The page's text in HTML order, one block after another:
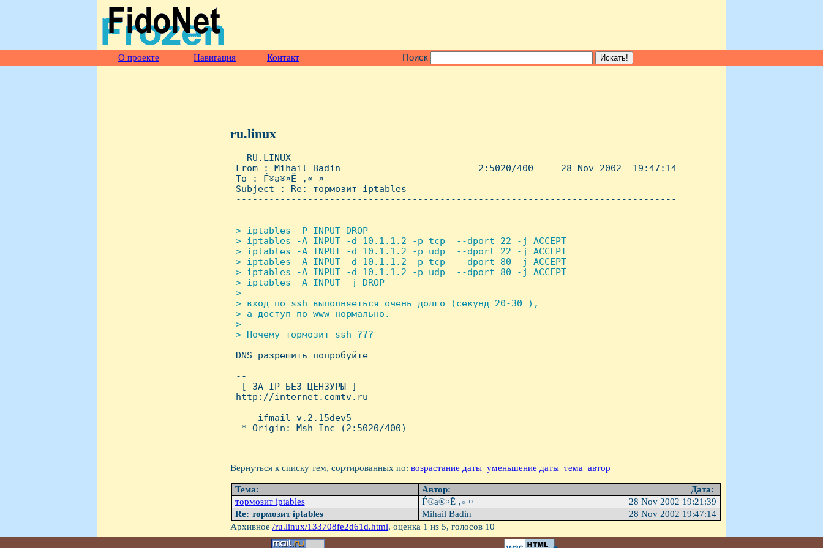
О проекте Навигация Контакт Поиск
ru.linux
- RU.LINUX ---------------------------------------------------------------------
From : Mihail Badin                         2:5020/400     28 Nov 2002  19:47:14
To : Ѓ®а®¤Ё­ ‚« ¤
Subject : Re: тормозит iptables
--------------------------------------------------------------------------------
> iptables -P INPUT DROP
> iptables -A INPUT -d 10.1.1.2 -p tcp  --dport 22 -j ACCEPT
> iptables -A INPUT -d 10.1.1.2 -p udp  --dport 22 -j ACCEPT
> iptables -A INPUT -d 10.1.1.2 -p tcp  --dport 80 -j ACCEPT
> iptables -A INPUT -d 10.1.1.2 -p udp  --dport 80 -j ACCEPT
> iptables -A INPUT -j DROP
>
> вход по ssh выполняеться очень долго (секунд 20-30 ),
> а доступ по www нормально.
>
> Почему тормозит ssh ???
DNS разрешить попробуйте
--
  [ ЗА IP БЕЗ ЦЕHЗУРЫ ]
http://internet.comtv.ru
--- ifmail v.2.15dev5
  * Origin: Msh Inc (2:5020/400)
Вернуться к списку тем, сортированных по: возрастание даты уменьшение даты тема автор
Тема: Автор:
Дата:
тормозит iptables
Ѓ®а®¤Ё­ ‚« ¤
28 Nov 2002 19:21:39
Re: тормозит iptables
Mihail Badin
28 Nov 2002 19:47:14
Архивное /ru.linux/133708fe2d61d.html, оценка 1 из 5, голосов 10